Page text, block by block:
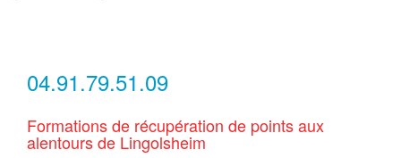
04.91.79.51.09
Formations de récupération de points aux
alentours de Lingolsheim